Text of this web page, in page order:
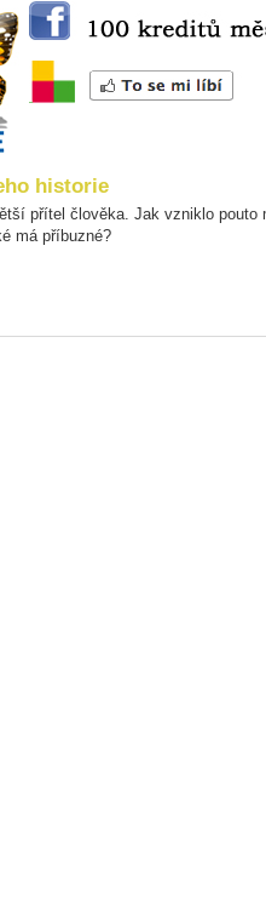
historie
přítel člověka. Jak vzniklo pouto
má příbuzné?